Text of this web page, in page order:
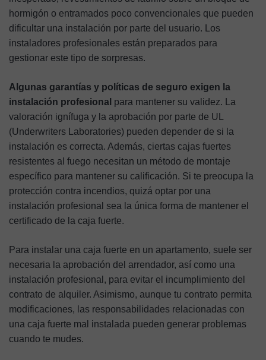
hormigón o entramados poco convencionales que pueden
dificultar una instalación por parte del usuario. Los
instaladores profesionales están preparados para
gestionar este tipo de sorpresas.
Algunas garantías y políticas de seguro exigen la
instalación profesional para mantener su validez. La
valoración ignífuga y la aprobación por parte de UL
(Underwriters Laboratories) pueden depender de si la
instalación es correcta. Además, ciertas cajas fuertes
resistentes al fuego necesitan un método de montaje
específico para mantener su calificación. Si te preocupa la
protección contra incendios, quizá optar por una
instalación profesional sea la única forma de mantener el
certificado de la caja fuerte.
Para instalar una caja fuerte en un apartamento, suele ser
necesaria la aprobación del arrendador, así como una
instalación profesional, para evitar el incumplimiento del
contrato de alquiler. Asimismo, aunque tu contrato permita
modificaciones, las responsabilidades relacionadas con
una caja fuerte mal instalada pueden generar problemas
cuando te mudes.